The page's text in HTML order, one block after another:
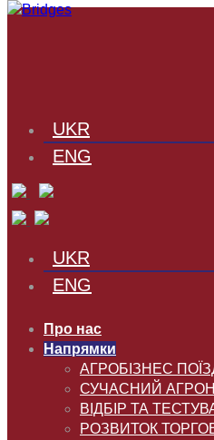
UKR
ENG
UKR
ENG
Про нас
Напрямки
АГРОБІЗНЕС
СУЧАСНИЙ
ВІДБІР ТА
РОЗВИТОК